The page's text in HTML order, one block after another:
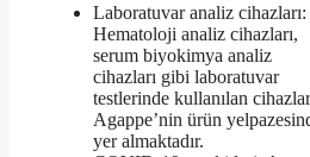
Laboratuvar analiz cihazları:
Hematoloji analiz cihazları,
serum biyokimya analiz
cihazları gibi laboratuvar
testlerinde kullanılan cihazlar
Agappe’nin ürün
yer almaktadır.